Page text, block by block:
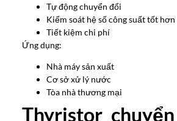
Tự động chuyển đổi
Kiểm soát hệ số công suất tốt hơn
Tiết kiệm chi phí
Ứng dụng:
Nhà máy sản xuất
Cơ sở xử lý nước
Tòa nhà thương mại
Thyristor